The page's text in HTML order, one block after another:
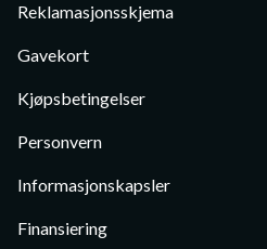
Reklamasjonsskjema
Gavekort
Kjøpsbetingelser
Personvern
Informasjonskapsler
Finansiering